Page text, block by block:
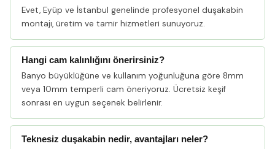
Evet, Eyüp ve İstanbul genelinde profesyonel duşakabin
montajı, üretim ve tamir hizmetleri sunuyoruz.
Hangi cam kalınlığını önerirsiniz?
Banyo büyüklüğüne ve kullanım yoğunluğuna göre 8mm
veya 10mm temperli cam öneriyoruz. Ücretsiz keşif
sonrası en uygun seçenek belirlenir.
Teknesiz duşakabin nedir, avantajları neler?